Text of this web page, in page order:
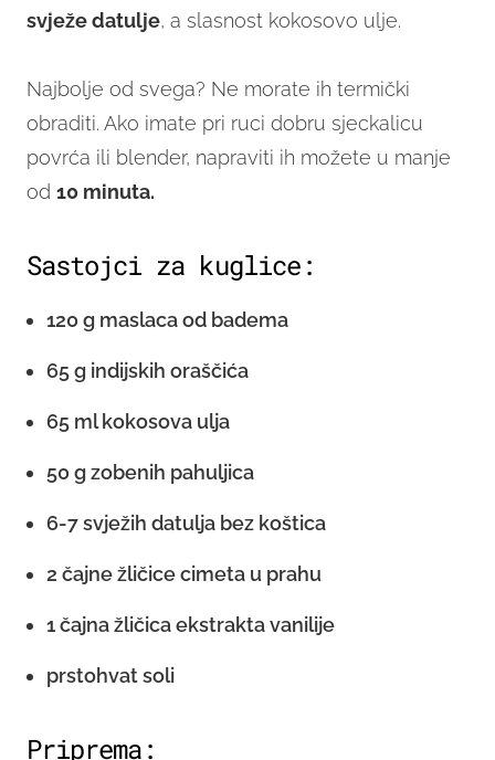
svježe datulje, a slasnost kokosovo ulje.
Najbolje od svega? Ne morate ih termički
obraditi. Ako imate pri ruci dobru sjeckalicu
povrća ili blender, napraviti ih možete u manje
od 10 minuta.
Sastojci za kuglice:
120 g maslaca od badema
65 g indijskih oraščića
65 ml kokosova ulja
50 g zobenih pahuljica
6-7 svježih datulja bez koštica
2 čajne žličice cimeta u prahu
1 čajna žličica ekstrakta vanilije
prstohvat soli
Priprema: